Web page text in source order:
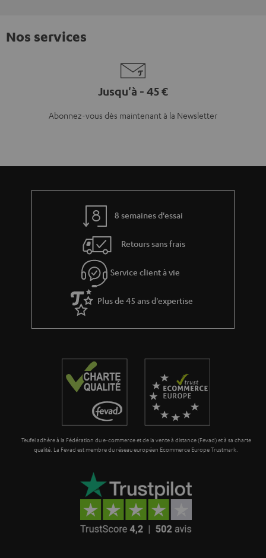
Nos services
Jusqu'à - 45 €
Abonnez-vous dès maintenant à la Newsletter
8 semaines d'essai
Retours sans frais
Service client à vie
Plus de 45 ans d'expertise
Teufel adhère à la Fédération du e-commerce et de la vente à distance (Fevad) et à sa charte
qualité. La Fevad est membre du réseau européen Ecommerce Europe Trustmark.